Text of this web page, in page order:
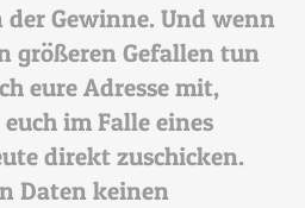
Gewinne. Und wenn
größeren Gefallen tun
eure Adresse mit,
im Falle eines
direkt zuschicken.
Daten keinen